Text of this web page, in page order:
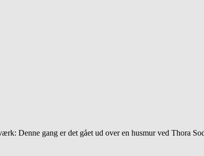
Denne gang er det gået ud over en husmur ved Thora